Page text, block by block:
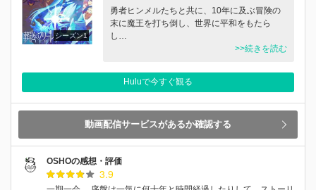
シーズン1
勇者ヒンメルたちと共に、10年に及ぶ冒険の
末に魔王を打ち倒し、世界に平和をもたら
し…
>>続きを読む
Huluで今すぐ観る
動画配信サービスがあるか確認する
OSHOの感想・評価
3.9